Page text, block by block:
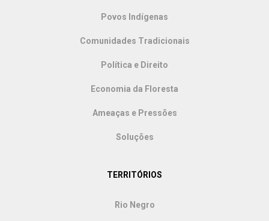
Povos Indígenas
Comunidades Tradicionais
Política e Direito
Economia da Floresta
Ameaças e Pressões
Soluções
TERRITÓRIOS
Rio Negro